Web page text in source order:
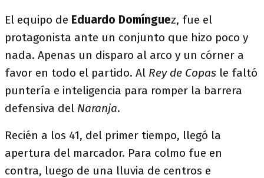
El equipo de Eduardo Domínguez, fue el
protagonista ante un conjunto que hizo poco y
nada. Apenas un disparo al arco y un córner a
favor en todo el partido. Al Rey de Copas le faltó
puntería e inteligencia para romper la barrera
defensiva del Naranja.
Recién a los 41, del primer tiempo, llegó la
apertura del marcador. Para colmo fue en
contra, luego de una lluvia de centros e